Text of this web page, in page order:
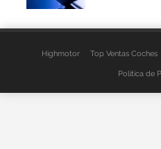
Highmotor Top Ventas Coches
Política de